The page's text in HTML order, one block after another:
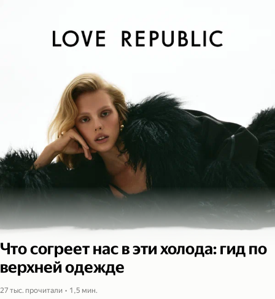
Что согреет нас в эти холода: гид по
верхней одежде
27 тыс. прочитали • 1,5 мин.